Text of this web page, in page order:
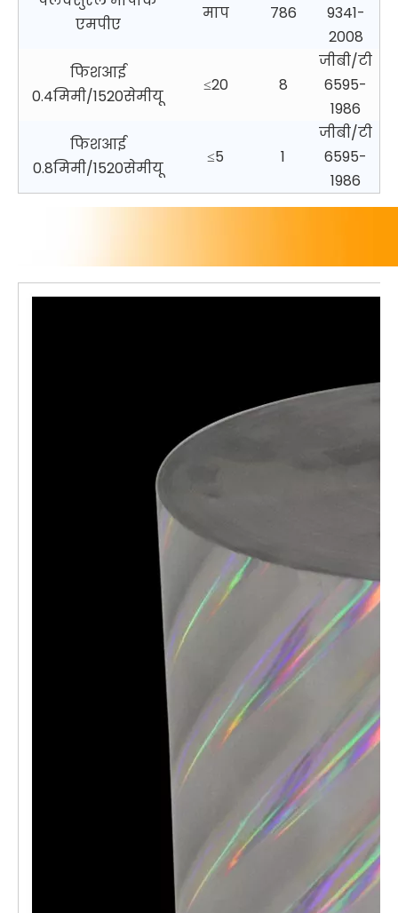
एमपीए
माप 786
9341-
2008
फिशआई
0.4मिमी/1520सेमीयू
≤20 8
जीबी/टी
6595-
1986
फिशआई
0.8मिमी/1520सेमीयू
≤5 1
जीबी/टी
6595-
1986